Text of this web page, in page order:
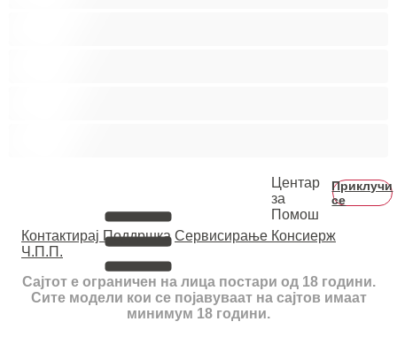
Центар
за
Помош
Приклучи
се
Контактирај Поддршка Сервисирање Консиерж
Ч.П.П.
Сајтот е ограничен на лица постари од 18 години.
Сите модели кои се појавуваат на сајтов имаат
минимум 18 години.